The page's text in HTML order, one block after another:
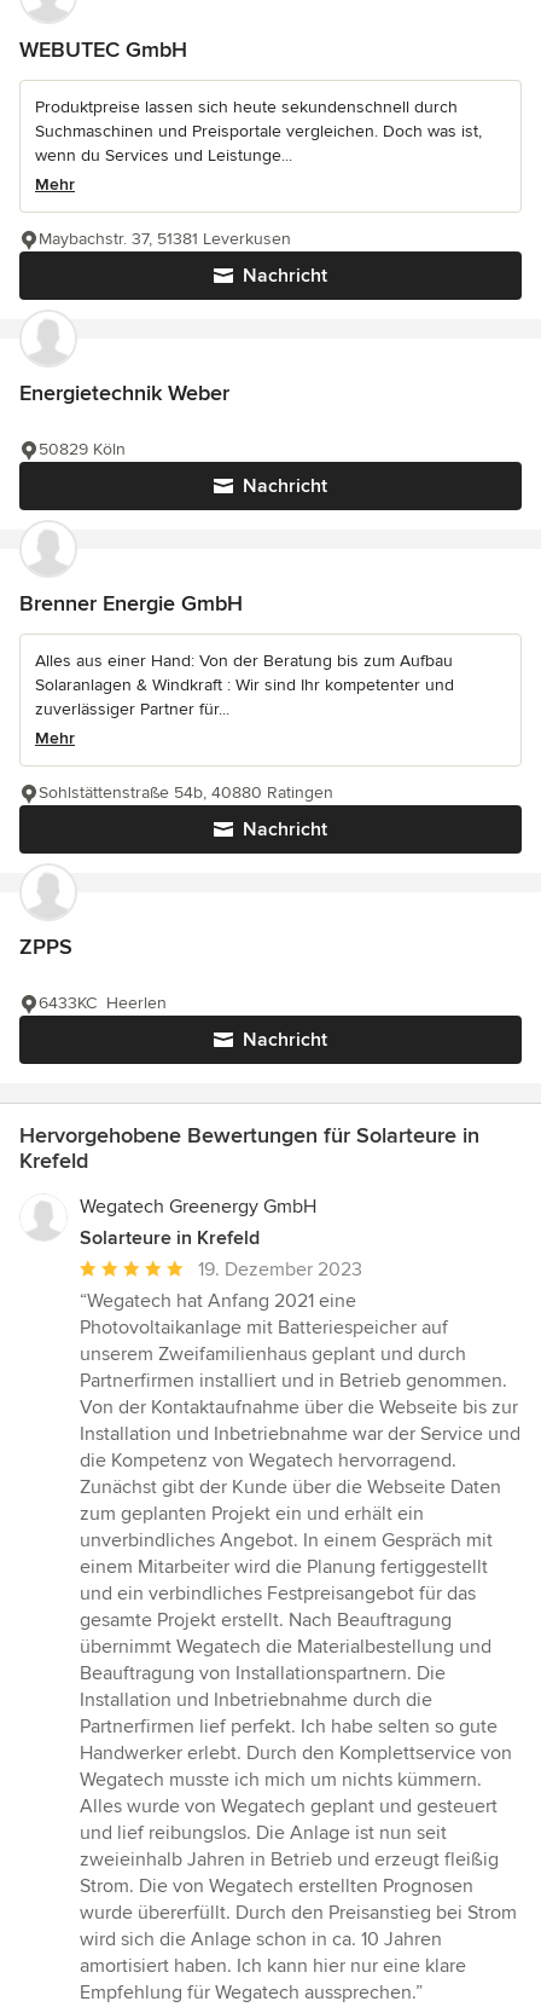
WEBUTEC GmbH
Produktpreise lassen sich heute sekundenschnell durch
Suchmaschinen und Preisportale vergleichen. Doch was ist,
wenn du Services und Leistunge...
Mehr
Nachricht
Maybachstr. 37, 51381 Leverkusen
Energietechnik Weber
Nachricht
50829 Köln
Brenner Energie GmbH
Alles aus einer Hand: Von der Beratung bis zum Aufbau
Solaranlagen & Windkraft : Wir sind Ihr kompetenter und
zuverlässiger Partner für...
Mehr
Nachricht
Sohlstättenstraße 54b, 40880 Ratingen
ZPPS
Nachricht
6433KC Heerlen
Hervorgehobene Bewertungen für Solarteure in
Krefeld
Wegatech Greenergy GmbH
Solarteure in Krefeld
Durchschnittliche
Bewertung:
5
von
5
Sternen
19. Dezember 2023
“Wegatech hat Anfang 2021 eine
Photovoltaikanlage mit Batteriespeicher auf
unserem Zweifamilienhaus geplant und durch
Partnerfirmen installiert und in Betrieb genommen.
Von der Kontaktaufnahme über die Webseite bis zur
Installation und Inbetriebnahme war der Service und
die Kompetenz von Wegatech hervorragend.
Zunächst gibt der Kunde über die Webseite Daten
zum geplanten Projekt ein und erhält ein
unverbindliches Angebot. In einem Gespräch mit
einem Mitarbeiter wird die Planung fertiggestellt
und ein verbindliches Festpreisangebot für das
gesamte Projekt erstellt. Nach Beauftragung
übernimmt Wegatech die Materialbestellung und
Beauftragung von Installationspartnern. Die
Installation und Inbetriebnahme durch die
Partnerfirmen lief perfekt. Ich habe selten so gute
Handwerker erlebt. Durch den Komplettservice von
Wegatech musste ich mich um nichts kümmern.
Alles wurde von Wegatech geplant und gesteuert
und lief reibungslos. Die Anlage ist nun seit
zweieinhalb Jahren in Betrieb und erzeugt fleißig
Strom. Die von Wegatech erstellten Prognosen
wurde übererfüllt. Durch den Preisanstieg bei Strom
wird sich die Anlage schon in ca. 10 Jahren
amortisiert haben. Ich kann hier nur eine klare
Empfehlung für Wegatech aussprechen.”